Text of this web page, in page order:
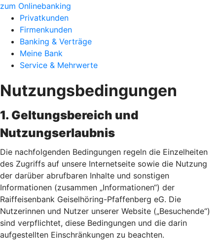
zum Onlinebanking
Privatkunden
Firmenkunden
Banking & Verträge
Meine Bank
Service & Mehrwerte
Nutzungsbedingungen
1. Geltungsbereich und
Nutzungserlaubnis
Die nachfolgenden Bedingungen regeln die Einzelheiten
des Zugriffs auf unsere Internetseite sowie die Nutzung
der darüber abrufbaren Inhalte und sonstigen
Informationen (zusammen „Informationen“) der
Raiffeisenbank Geiselhöring-Pfaffenberg eG. Die
Nutzerinnen und Nutzer unserer Website („Besuchende“)
sind verpflichtet, diese Bedingungen und die darin
aufgestellten Einschränkungen zu beachten.